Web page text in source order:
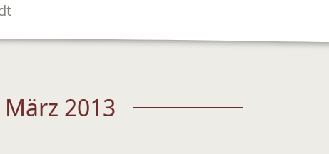
2013